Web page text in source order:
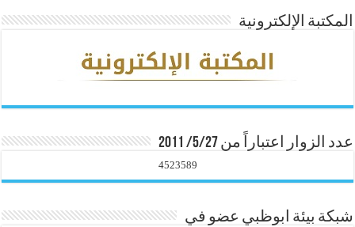
المكتبة الإلكترونية
عدد الزوار اعتباراً من 5/27/ 2011
4523589
شبكة بيئة ابوظبي عضو في